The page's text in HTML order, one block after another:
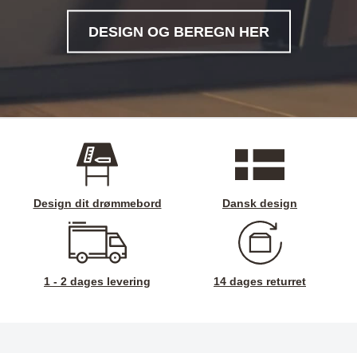
DESIGN OG BEREGN HER
Design dit drømmebord Dansk design
1 - 2 dages levering 14 dages returret